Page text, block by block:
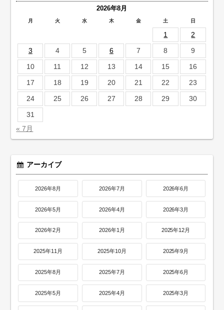
2026年8月
月 火 水 木 金 土 日
1
2
3
4 5 6 7 8
9
10
11 12 13 14 15
16
17
18 19 20 21 22
23
24
25 26 27 28 29
30
31
« 7月
アーカイブ
2026年8月 2026年7月 2026年6月
2026年5月 2026年4月 2026年3月
2026年2月 2026年1月 2025年12月
2025年11月 2025年10月 2025年9月
2025年8月 2025年7月 2025年6月
2025年5月 2025年4月 2025年3月